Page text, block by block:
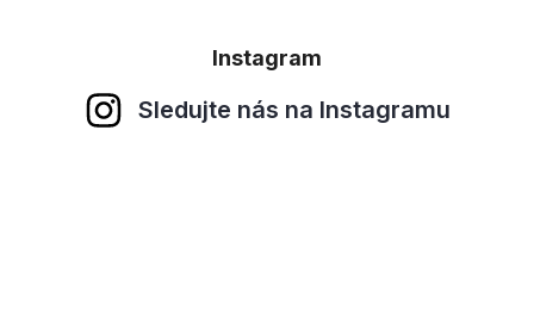
Instagram
Sledujte nás na Instagramu